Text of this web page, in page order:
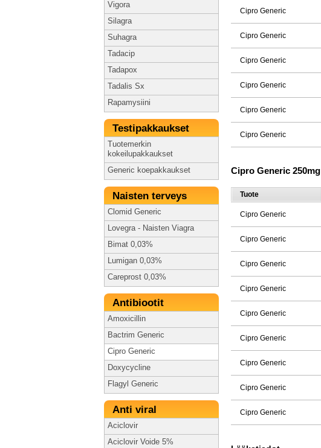
Vigora
Silagra
Suhagra
Tadacip
Tadapox
Tadalis Sx
Rapamysiini
Testipakkaukset
Tuotemerkin
kokeilupakkaukset
Generic koepakkaukset
Naisten terveys
Clomid Generic
Lovegra - Naisten Viagra
Bimat 0,03%
Lumigan 0,03%
Careprost 0,03%
Antibiootit
Amoxicillin
Bactrim Generic
Cipro Generic
Doxycycline
Flagyl Generic
Anti viral
Aciclovir
Aciclovir Voide 5%
Cipro Generic
Cipro Generic
Cipro Generic
Cipro Generic
Cipro Generic
Cipro Generic
Cipro Generic 250mg
Tuote
Cipro Generic
Cipro Generic
Cipro Generic
Cipro Generic
Cipro Generic
Cipro Generic
Cipro Generic
Cipro Generic
Cipro Generic